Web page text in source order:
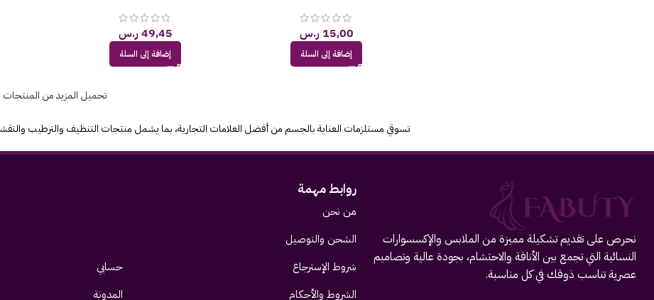
15,00 ر.س
إضافة إلى السلة
49,45ر.س
إضافة إلى السلة
تحميل المزيد من المنتجات
تسوقي مستلزمات العناية بالجسم من أفضل العلامات التجارية، بما يشمل منتجات التنظيف والترطيب
نحرص على تقديم تشكيلة مميزة من الملابس والإكسسوارات
النسائية التي تجمع بين الأناقة والاحتشام، بجودة عالية وتصاميم
عصرية تناسب ذوقك في كل مناسبة.
روابط مهمة
من نحن
الشحن والتوصيل
شروط الإسترجاع
الشروط والأحكام
حسابي
المدونة